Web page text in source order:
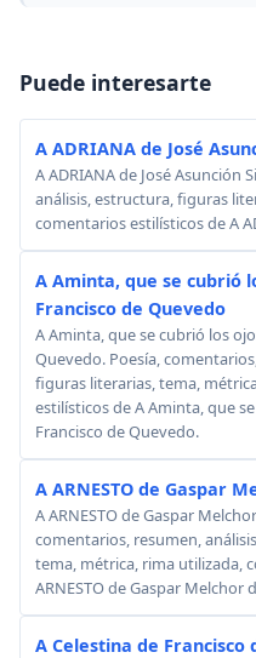
Puede interesarte
A ADRIANA de José
A ADRIANA de José Asunción
análisis, estructura, figuras
comentarios estilísticos de A
A Aminta, que se cubrió
Francisco de Quevedo
A Aminta, que se cubrió los
Quevedo. Poesía,
figuras literarias, tema,
estilísticos de A Aminta, que
Francisco de Quevedo.
A ARNESTO de Gaspar
A ARNESTO de Gaspar
comentarios, resumen,
tema, métrica, rima utilizada,
ARNESTO de Gaspar Melchor
A Celestina de Francisco